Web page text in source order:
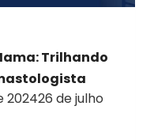
Trilhando
202426 de julho